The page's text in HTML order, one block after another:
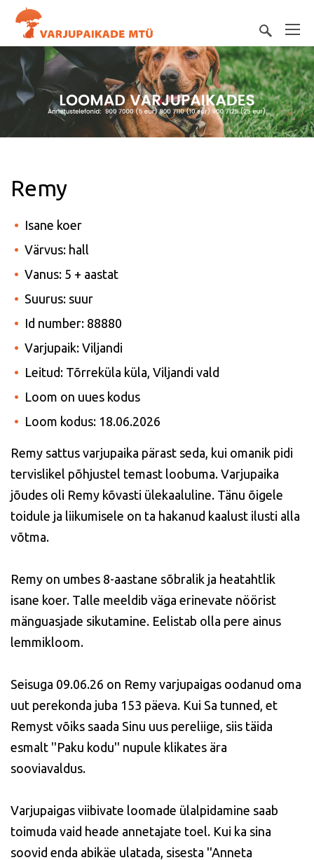
Remy
Isane koer
Värvus: hall
Vanus: 5 + aastat
Suurus: suur
Id number: 88880
Varjupaik: Viljandi
Leitud: Tõrreküla küla, Viljandi vald
Loom on uues kodus
Loom kodus: 18.06.2026
Remy sattus varjupaika pärast seda, kui omanik pidi
tervislikel põhjustel temast loobuma. Varjupaika
jõudes oli Remy kõvasti ülekaaluline. Tänu õigele
toidule ja liikumisele on ta hakanud kaalust ilusti alla
võtma.
Remy on umbes 8-aastane sõbralik ja heatahtlik
isane koer. Talle meeldib väga erinevate nöörist
mänguasjade sikutamine. Eelistab olla pere ainus
lemmikloom.
Seisuga 09.06.26 on Remy varjupaigas oodanud oma
uut perekonda juba 153 päeva. Kui Sa tunned, et
Remyst võiks saada Sinu uus pereliige, siis täida
esmalt ''Paku kodu'' nupule klikates ära
sooviavaldus.
Varjupaigas viibivate loomade ülalpidamine saab
toimuda vaid heade annetajate toel. Kui ka sina
soovid enda abikäe ulatada, sisesta ''Anneta